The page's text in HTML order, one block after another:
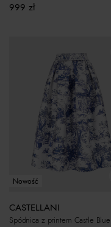
999 zł
Nowość
CASTELLANI
Spódnica z printem Castle Blue